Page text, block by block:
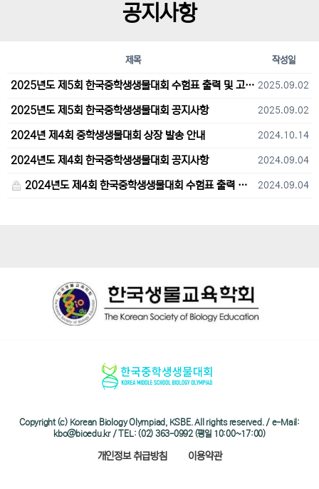
공지사항
제목 작성일
2025년도 제5회 한국중학생생물대회 수험표 출력 및 고사장 오시는 길 안내 2025.09.02
2025년도 제5회 한국중학생생물대회 공지사항 2025.09.02
2024년 제4회 중학생생물대회 상장 발송 안내 2024.10.14
2024년도 제4회 한국중학생생물대회 공지사항 2024.09.04
2024년도 제4회 한국중학생생물대회 수험표 출력 및 고사장 오시는 길 안내 2024.09.04
Copyright (c) Korean Biology Olympiad, KSBE. All rights reserved. / e-Mail:
kbo@bioedu.kr / TEL: (02) 363-0992 (평일 10:00~17:00)
개인정보 취급방침 이용약관